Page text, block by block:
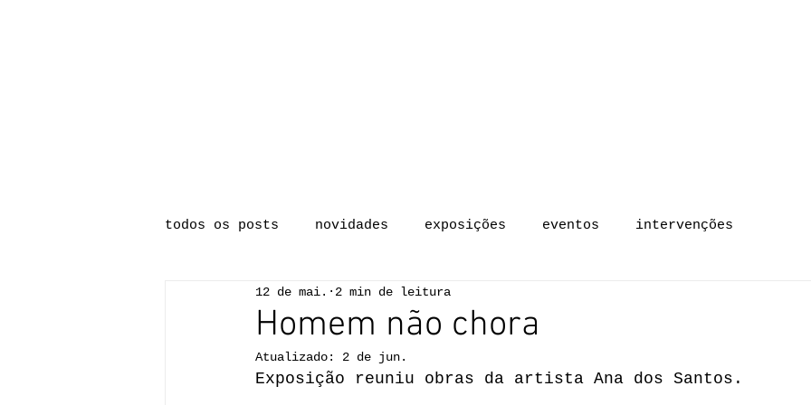
todos os posts novidades exposições eventos intervenções
Homem não chora
12 de mai. 2 min de leitura
Atualizado: 2 de jun.
Exposição reuniu obras da artista Ana dos Santos.